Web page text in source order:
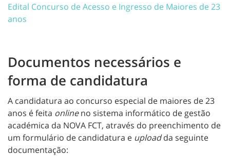
Edital Concurso de Acesso e Ingresso de Maiores de 23
anos
Documentos necessários e
forma de candidatura
A candidatura ao concurso especial de maiores de 23
anos é feita onlineno sistema informático de gestão
académica da NOVA FCT, através do preenchimento de
um formulário de candidatura e uploadda seguinte
documentação: